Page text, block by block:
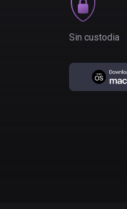
Sin custodia